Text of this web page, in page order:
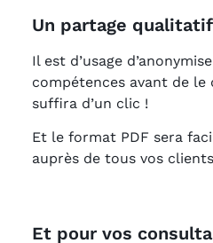
Un partage qualitatif
Il est d’usage
compétences avant de le
suffira d’un clic !
Et le format PDF sera
auprès de tous vos
Et pour vos